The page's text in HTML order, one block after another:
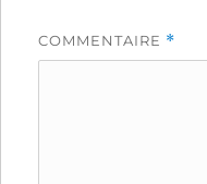
COMMENTAIRE *